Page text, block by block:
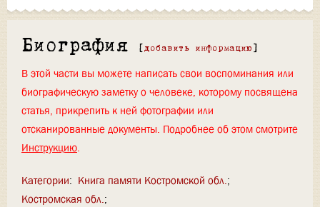
Биография [ добавить информацию ]
В этой части вы можете написать свои воспоминания или
биографическую заметку о человеке, которому посвящена
статья, прикрепить к ней фотографии или
отсканированные документы. Подробнее об этом смотрите
Инструкцию.
Категории: Книга памяти Костромской обл.
Костромская обл.